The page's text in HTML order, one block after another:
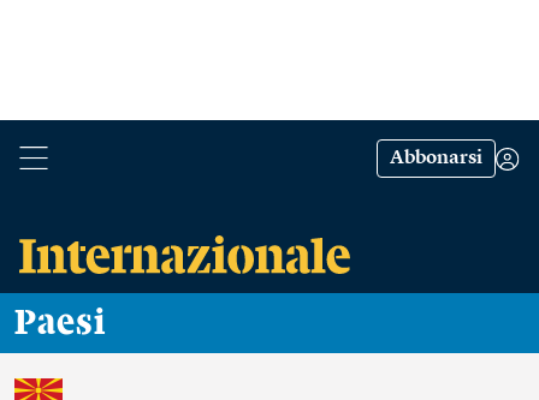
Abbonarsi
Paesi